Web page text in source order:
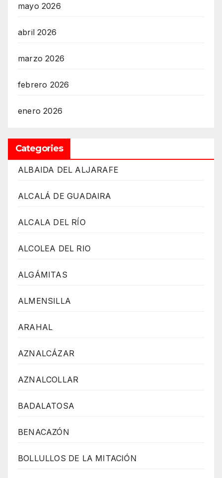
mayo 2026
abril 2026
marzo 2026
febrero 2026
enero 2026
Categories
ALBAIDA DEL ALJARAFE
ALCALÁ DE GUADAIRA
ALCALA DEL RÍO
ALCOLEA DEL RIO
ALGÁMITAS
ALMENSILLA
ARAHAL
AZNALCÁZAR
AZNALCOLLAR
BADALATOSA
BENACAZÓN
BOLLULLOS DE LA MITACIÓN